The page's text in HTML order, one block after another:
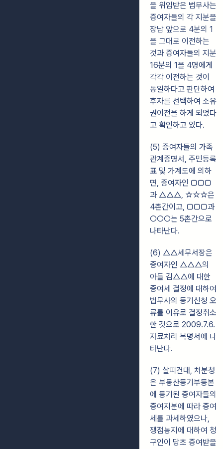
을 위임받은 법무사는
증여자들의 각 지분을
장남 앞으로 4분의 1
을 그대로 이전하는
것과 증여자들의 지분
16분의 1을 4명에게
각각 이전하는 것이
동일하다고 판단하여
후자를 선택하여 소유
권이전을 하게 되었다
고 확인하고 있다.
(5) 증여자들의 가족
관계증명서, 주민등록
표 및 가계도에 의하
면, 증여자인 □□□
과 △△△, ☆☆☆은
4촌간이고, □□□과
○○○는 5촌간으로
나타난다.
(6) △△세무서장은
증여자인 △△△의
아들 김△△에 대한
증여세 결정에 대하여
법무사의 등기신청 오
류를 이유로 결정취소
한 것으로 2009.7.6.
자료처리 복명서에 나
타난다.
(7) 살피건대, 처분청
은 부동산등기부등본
에 등기된 증여자들의
증여지분에 따라 증여
세를 과세하였으나,
쟁점농지에 대하여 청
구인이 당초 증여받을